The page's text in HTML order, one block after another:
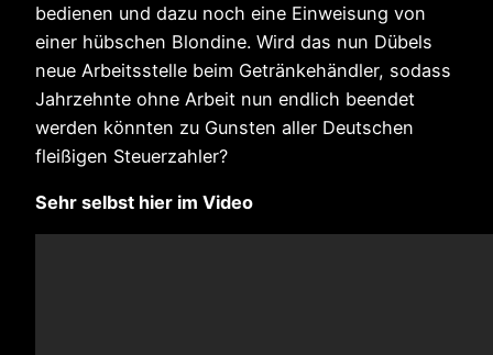
bedienen und dazu noch eine Einweisung von
einer hübschen Blondine. Wird das nun Dübels
neue Arbeitsstelle beim Getränkehändler, sodass
Jahrzehnte ohne Arbeit nun endlich beendet
werden könnten zu Gunsten aller Deutschen
fleißigen Steuerzahler?
Sehr selbst hier im Video